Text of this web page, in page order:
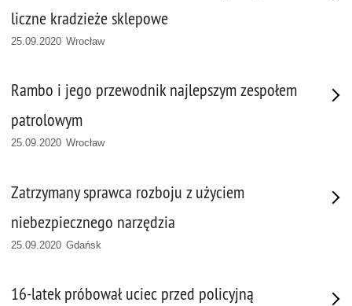
liczne kradzieże sklepowe
25.09.2020 Wrocław
Rambo i jego przewodnik najlepszym zespołem
patrolowym
25.09.2020 Wrocław
Zatrzymany sprawca rozboju z użyciem
niebezpiecznego narzędzia
25.09.2020 Gdańsk
16-latek próbował uciec przed policyjną